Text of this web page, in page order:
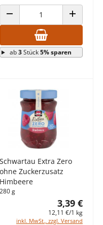
ANZAHL VERRINGERN ANZAHL
ab3Stück5% sparen
Schwartau Extra Zero
ohne Zuckerzusatz
Himbeere
280 g
3,39 €
12,11 €/1 kg
inkl. MwSt., zzgl. Versand